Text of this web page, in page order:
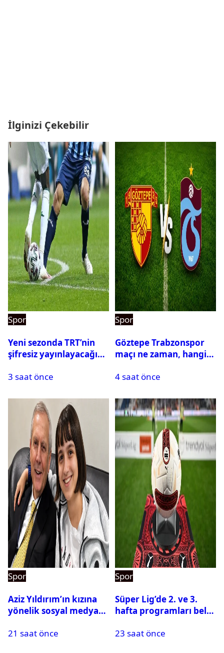
İlginizi Çekebilir
Spor
Yeni sezonda TRT’nin
şifresiz yayınlayacağı
3 saat önce
Spor
Göztepe Trabzonspor
maçı ne zaman, hangi
oynayacak mı?
4 saat önce
Spor
Aziz Yıldırım’ın kızına
yönelik sosyal medya
hakkında karar çıktı
21 saat önce
Spor
Süper Lig’de 2. ve 3.
hafta programları belli
23 saat önce